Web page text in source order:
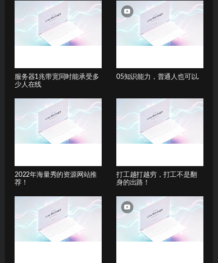
服务器1兆带宽同时能承受多
少人在线
05知识能力，普通人也可以.
2022年海量秀的资源网站推
荐！
打工越打越穷，打工不是翻
身的出路！